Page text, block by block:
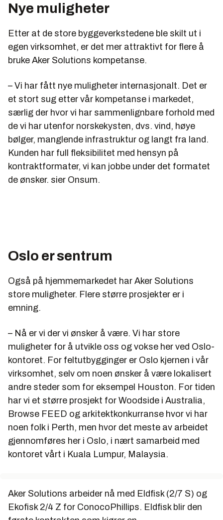
Nye muligheter
Etter at de store byggeverkstedene ble skilt ut i
egen virksomhet, er det mer attraktivt for flere å
bruke Aker Solutions kompetanse.
– Vi har fått nye muligheter internasjonalt. Det er
et stort sug etter vår kompetanse i markedet,
særlig der hvor vi har sammenlignbare forhold med
de vi har utenfor norskekysten, dvs. vind, høye
bølger, manglende infrastruktur og langt fra land.
Kunden har full fleksibilitet med hensyn på
kontraktformater, vi kan jobbe under det formatet
de ønsker. sier Onsum.
Oslo er sentrum
Også på hjemmemarkedet har Aker Solutions
store muligheter. Flere større prosjekter er i
emning.
– Nå er vi der vi ønsker å være. Vi har store
muligheter for å utvikle oss og vokse her ved Oslo-
kontoret. For feltutbygginger er Oslo kjernen i vår
virksomhet, selv om noen ønsker å være lokalisert
andre steder som for eksempel Houston. For tiden
har vi et større prosjekt for Woodside i Australia,
Browse FEED og arkitektkonkurranse hvor vi har
noen folk i Perth, men hvor det meste av arbeidet
gjennomføres her i Oslo, i nært samarbeid med
kontoret vårt i Kuala Lumpur, Malaysia.
Aker Solutions arbeider nå med Eldfisk (2/7 S) og
Ekofisk 2/4 Z for ConocoPhillips. Eldfisk blir den